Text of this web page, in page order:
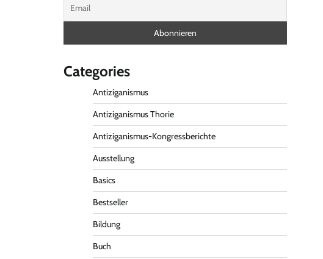
Categories
Antiziganismus
Antiziganismus Thorie
Antiziganismus-Kongressberichte
Ausstellung
Basics
Bestseller
Bildung
Buch